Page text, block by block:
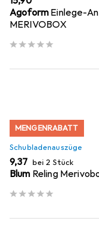
Agoform Einlege-
MERIVOBOX
MENGENRABATT
Schubladenauszüge
EUR
9,37 bei 2 Stück
Blum Reling